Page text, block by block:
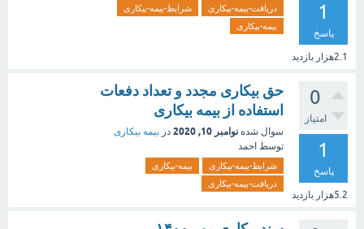
1
پاسخ
2.1هزار بازدید
دریافت-بیمه-بیکاری
شرایط-بیمه-بیکاری
بیمه-بیکاری
0
امتیاز
1
پاسخ
5.2هزار بازدید
حق بیکاری مجدد و تعداد دفعات
استفاده از بیمه بیکاری
سوال شده نوامبر 10, 2020 در بیمه بیکاری
توسط احمد
شرایط-بیمه-بیکاری
بیمه-بیکاری
دریافت-بیمه-بیکاری